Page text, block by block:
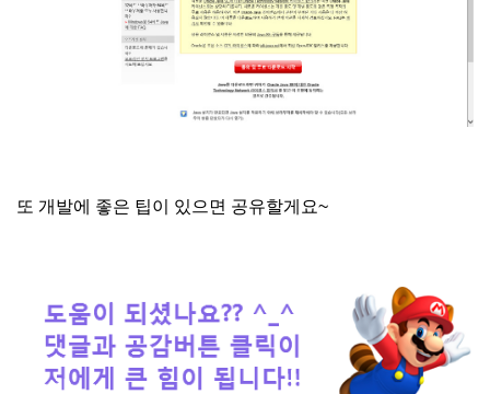
또 개발에 좋은 팁이 있으면 공유할게요~